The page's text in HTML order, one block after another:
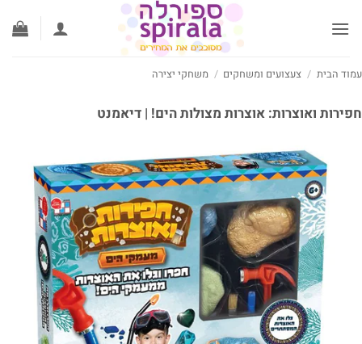
לתוכן
עמוד הבית / צעצועים ומשחקים / משחקי יצירה
חפירות ואוצרות: אוצרות מצולות הים! | דיאמנט